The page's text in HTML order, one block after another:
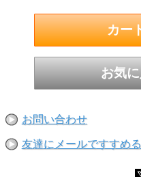
お問い合わせ
友達にメールですすめる